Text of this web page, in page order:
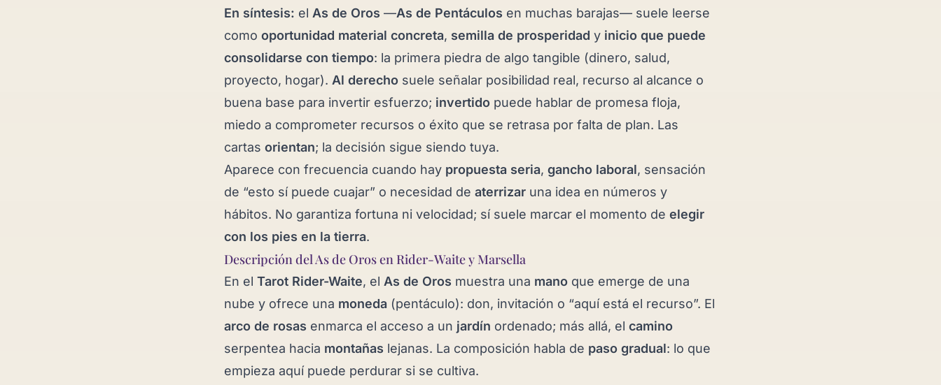
En síntesis: el As de Oros —As de Pentáculos en muchas barajas— suele leerse
como oportunidad material concreta, semilla de prosperidad y inicio que puede
consolidarse con tiempo: la primera piedra de algo tangible (dinero, salud,
proyecto, hogar). Al derecho suele señalar posibilidad real, recurso al alcance o
buena base para invertir esfuerzo; invertido puede hablar de promesa floja,
miedo a comprometer recursos o éxito que se retrasa por falta de plan. Las
cartas orientan; la decisión sigue siendo tuya.
Aparece con frecuencia cuando hay propuesta seria, gancho laboral, sensación
de “esto sí puede cuajar” o necesidad de aterrizar una idea en números y
hábitos. No garantiza fortuna ni velocidad; sí suele marcar el momento de elegir
con los pies en la tierra.
Descripción del As de Oros en Rider-Waite y Marsella
En el Tarot Rider-Waite, el As de Oros muestra una mano que emerge de una
nube y ofrece una moneda (pentáculo): don, invitación o “aquí está el recurso”. El
arco de rosas enmarca el acceso a un jardín ordenado; más allá, el camino
serpentea hacia montañas lejanas. La composición habla de paso gradual: lo que
empieza aquí puede perdurar si se cultiva.